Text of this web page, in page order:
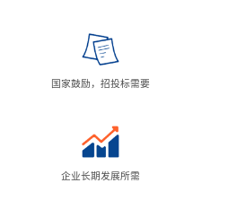
国家鼓励，招投标需要
企业长期发展所需